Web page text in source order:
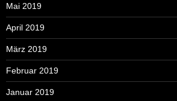
Mai 2019
April 2019
März 2019
Februar 2019
Januar 2019